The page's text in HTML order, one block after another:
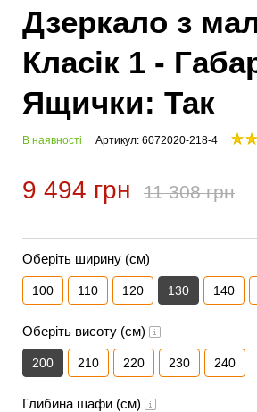
Дзеркало з
Класік 1 -
Ящички: Так
В наявності Артикул: 6072020-218-4
9 494 грн 11 308 грн
Оберіть ширину (см)
100 110 120 130 140
Оберіть висоту (см)
200 210 220 230 240
Глибина шафи (см)